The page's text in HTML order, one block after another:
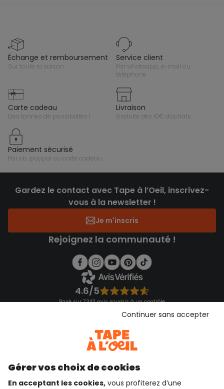
échange et remboursement
sur toute la saison
service client
par whatsapp, e-mail ou
téléphone
carte cadeau
des tonnes de possibilités !
livraison
gratuite dès 10€ d'achats
paiement sécurisé
par cb, paypal ou carte cadeau
Gardez le contact avec Tape à l’Oeil, inscrivez-
vous à la newsletter !
Je m'inscris
Rejoignez la communauté !
4.6/5
Basé sur 7 343 avis soumis à un contrôle
Consulter les CGU
Gérer vos choix de cookies
En acceptant les cookies, vous profiterez d’une
Continuer sans accepter